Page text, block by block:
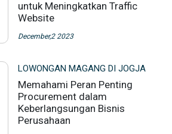
untuk Meningkatkan Traffic
Website
December,2 2023
LOWONGAN MAGANG DI JOGJA
Memahami Peran Penting
Procurement dalam
Keberlangsungan Bisnis
Perusahaan